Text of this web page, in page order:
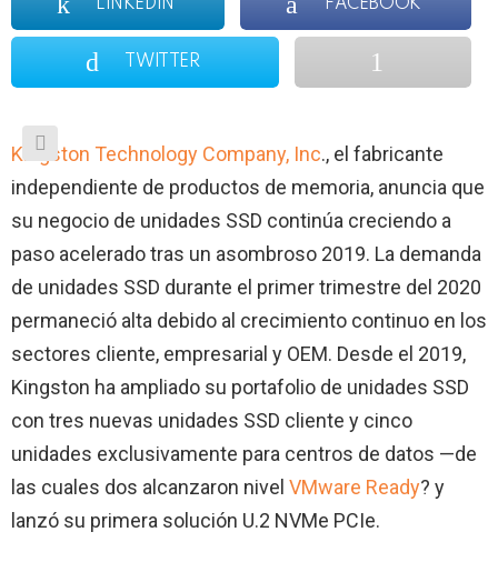
LINKEDIN FACEBOOK
TWITTER
Kingston Technology Company, Inc., el fabricante
independiente de productos de memoria, anuncia que
su negocio de unidades SSD continúa creciendo a
paso acelerado tras un asombroso 2019. La demanda
de unidades SSD durante el primer trimestre del 2020
permaneció alta debido al crecimiento continuo en los
sectores cliente, empresarial y OEM. Desde el 2019,
Kingston ha ampliado su portafolio de unidades SSD
con tres nuevas unidades SSD cliente y cinco
unidades exclusivamente para centros de datos —de
las cuales dos alcanzaron nivel VMware Ready? y
lanzó su primera solución U.2 NVMe PCIe.